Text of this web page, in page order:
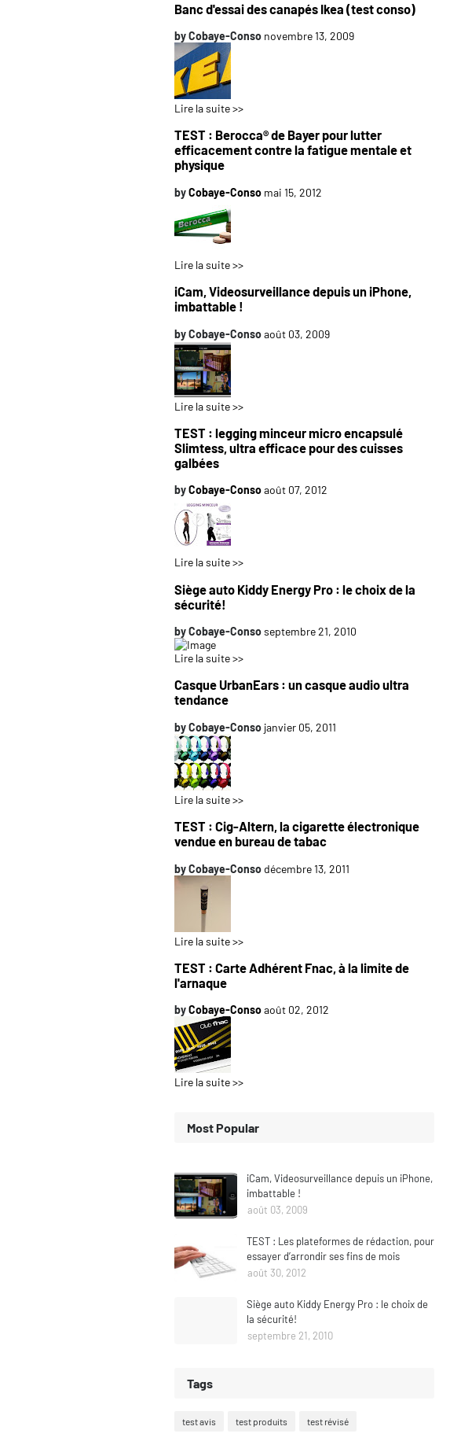
Banc d'essai des canapés Ikea (test conso)
byCobaye-Conso novembre 13, 2009
Lire la suite >>
TEST : Berocca® de Bayer pour lutter
efficacement contre la fatigue mentale et
physique
byCobaye-Conso mai 15, 2012
Lire la suite >>
iCam, Videosurveillance depuis un iPhone,
imbattable !
byCobaye-Consoaoût 03, 2009
Lire la suite >>
TEST : legging minceur micro encapsulé
Slimtess, ultra efficace pour des cuisses
galbées
byCobaye-Consoaoût 07, 2012
Lire la suite >>
Siège auto Kiddy Energy Pro : le choix de la
sécurité!
byCobaye-Consoseptembre 21, 2010
Lire la suite >>
Casque UrbanEars : un casque audio ultra
tendance
byCobaye-Conso janvier 05, 2011
Lire la suite >>
TEST : Cig-Altern, la cigarette électronique
vendue en bureau de tabac
byCobaye-Conso décembre 13, 2011
Lire la suite >>
TEST : Carte Adhérent Fnac, à la limite de
l'arnaque
byCobaye-Consoaoût 02, 2012
Lire la suite >>
Most Popular
iCam, Videosurveillance depuis un iPhone,
imbattable !
août 03, 2009
TEST : Les plateformes de rédaction, pour
essayer d’arrondir ses fins de mois
août 30, 2012
Siège auto Kiddy Energy Pro : le choix de
la sécurité!
septembre 21, 2010
Tags
test avis test produits test révisé